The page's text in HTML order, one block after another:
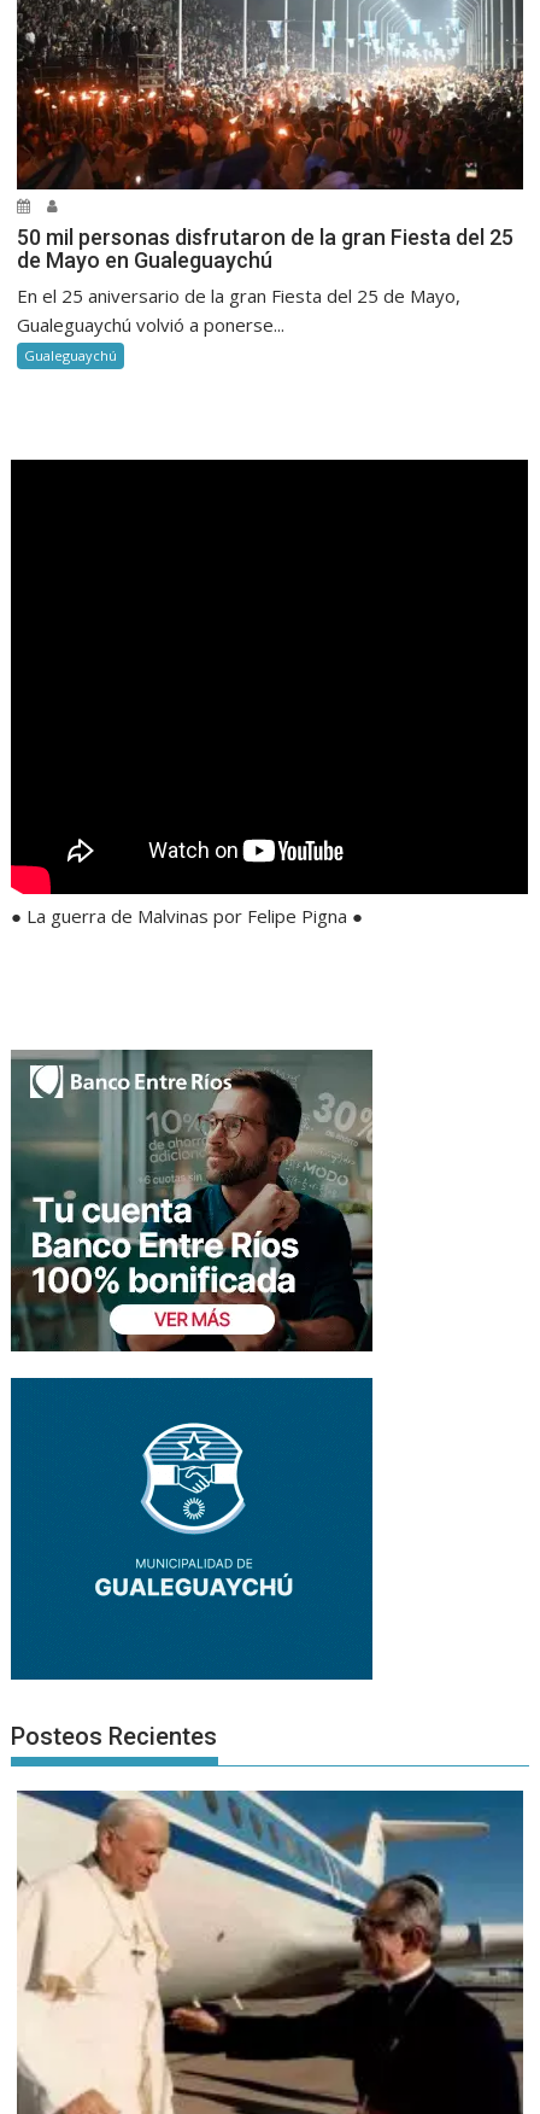
50 mil personas disfrutaron de la gran Fiesta del 25
de Mayo en Gualeguaychú
En el 25 aniversario de la gran Fiesta del 25 de Mayo,
Gualeguaychú volvió a ponerse...
Gualeguaychú
● La guerra de Malvinas por Felipe Pigna ●
Posteos Recientes